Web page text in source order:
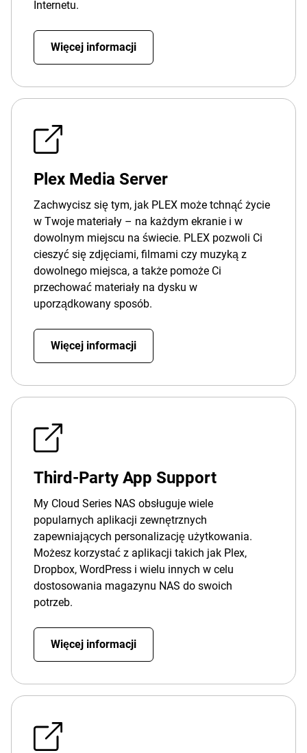
Internetu.
Więcej informacji
Plex Media Server
Zachwycisz się tym, jak PLEX może tchnąć życie
w Twoje materiały – na każdym ekranie i w
dowolnym miejscu na świecie. PLEX pozwoli Ci
cieszyć się zdjęciami, filmami czy muzyką z
dowolnego miejsca, a także pomoże Ci
przechować materiały na dysku w
uporządkowany sposób.
Więcej informacji
Third-Party App Support
My Cloud Series NAS obsługuje wiele
popularnych aplikacji zewnętrznych
zapewniających personalizację użytkowania.
Możesz korzystać z aplikacji takich jak Plex,
Dropbox, WordPress i wielu innych w celu
dostosowania magazynu NAS do swoich
potrzeb.
Więcej informacji